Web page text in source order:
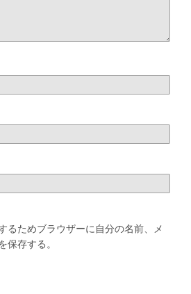
るためブラウザーに自分の名前、メ
存する。